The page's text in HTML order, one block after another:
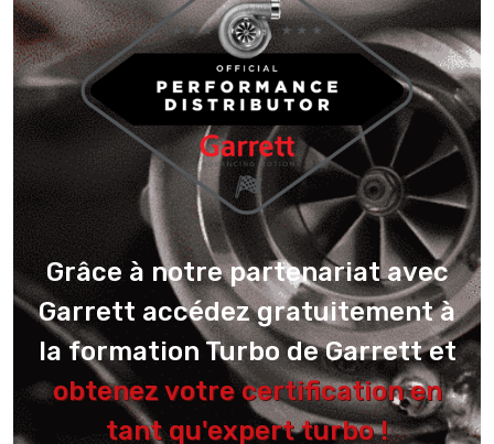
Grâce à notre partenariat avec
Garrett accédez gratuitement à
la formation Turbo de Garrett et
obtenez votre certification en
tant qu'expert turbo !